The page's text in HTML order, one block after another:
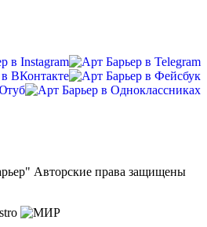
Авторские права защищены